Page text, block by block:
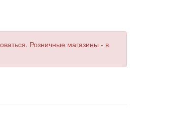
Розничные магазины - в